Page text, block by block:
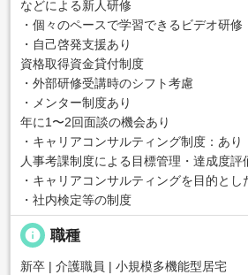
などによる新人研修
・個々のペースで学習できるビデオ研修
・自己啓発支援あり
資格取得資金貸付制度
・外部研修受講時のシフト考慮
・メンター制度あり
年に1〜2回面談の機会あり
・キャリアコンサルティング制度：あり
人事考課制度による目標管理・達成度評
・キャリアコンサルティングを目的と
・社内検定等の制度
info 職種
新卒 | 介護職員 | 小規模多機能型居宅